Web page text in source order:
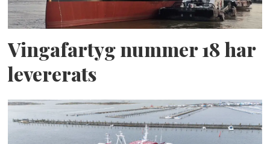
Vingafartyg nummer 18 har
levererats